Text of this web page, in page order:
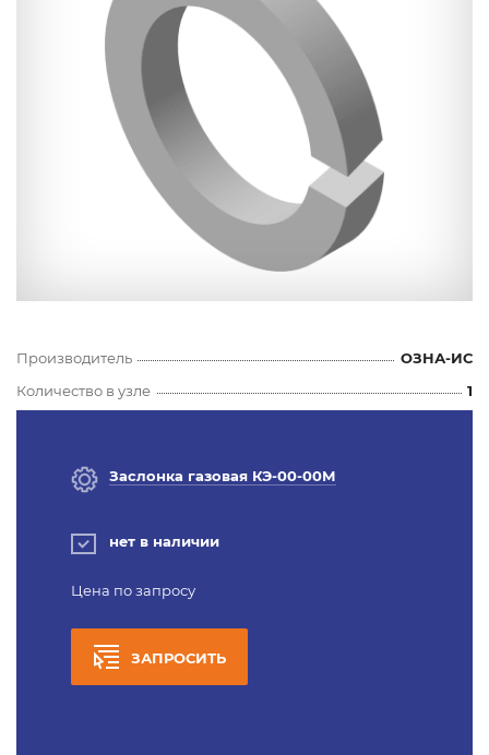
Производитель
ОЗНА-ИС
Количество в узле
1
Заслонка газовая КЭ-00-00М
нет в наличии
Цена по запросу
ЗАПРОСИТЬ